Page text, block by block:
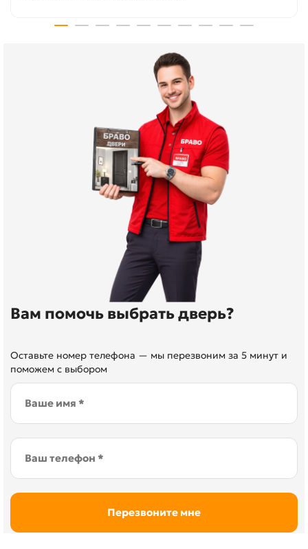
Вам помочь выбрать дверь?
Оставьте номер телефона — мы перезвоним за 5 минут и
поможем с выбором